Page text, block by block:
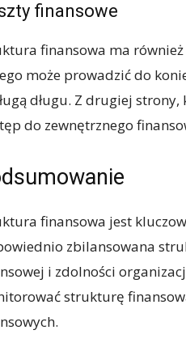
finansowe
finansowa ma również
może prowadzić do
długu. Z drugiej
do zewnętrznego
finansowa jest
zbilansowana
i zdolności
strukturę